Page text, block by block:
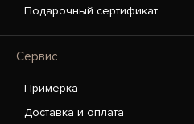
Подарочный сертификат
Сервис
Примерка
Доставка и оплата